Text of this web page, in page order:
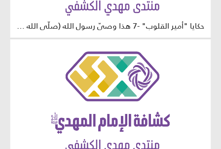
حكايا "أمير القلوب" -7 هذا وصيّ رسول الله (صلّى الله عليه وآله وسلّم)